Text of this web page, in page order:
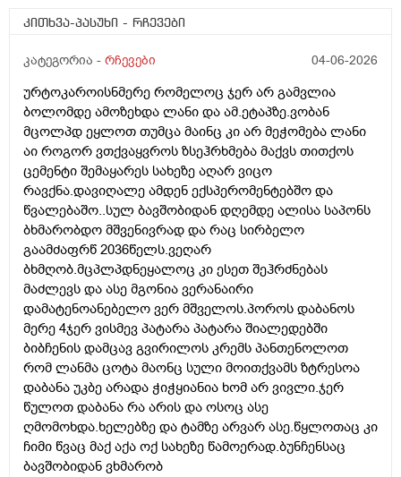
კითხვა-პასუხი - რჩევები
კატეგორია - რჩევები 04-06-2026
ურტოკაროისნმერე რომელოც ჯერ არ გამვლია
ბოლომდე ამოზეხდა ლანი და ამ.ეტაპზე.ვობან
მცოლპდ ეყლოთ თუმცა მაინც კი არ მეჭომება ლანი
აი როგორ ვთქვაყვროს ზსეჰრხმება მაქვს თითქოს
ცემენტი შემაყარეს სახეზე აღარ ვიცო
რავქნა.დავიღალე ამდენ ექსპერომენტებშო და
წვალებაშო..სულ ბავშობიდან დღემდე ალისა საპონს
ბხმარობდო მშვენივრად და რაც სირბელო
გაამძაფრწ 2036წელს.ვეღარ
ბხმღობ.მცპლპდნეყალოც კი ესეთ შეჰრძნებას
მაძლევს და ასე მგონია ვერანაირი
დამატენოანებელო ვერ მშველოს.პოროს დაბანოს
მერე 4ჯერ ვისმევ პატარა პატარა შიალედებში
ბიბჩენის დამცავ გვირილოს კრემს პანთენოლოთ
რომ ლანმა ცოტა მაონც სული მოითქვამს ზტრესოა
დაბანა უკბე არადა ჭიჭყიანია ხომ არ ვივლი.ჯერ
წულოთ დაბანა რა არის და ოსოც ასე
ღმომოხდა.ხელებზე და ტამზე არვარ ასე.წყლოთაც კი
ჩიმი წვაც მაქ აქა ოქ სახეზე წამოერად.ბუნჩენსაც
ბავშობიდან ვხმარობ